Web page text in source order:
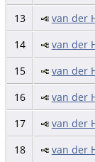
13
van der
14
van der
15
van der
16
van der
17
van der
18
van der